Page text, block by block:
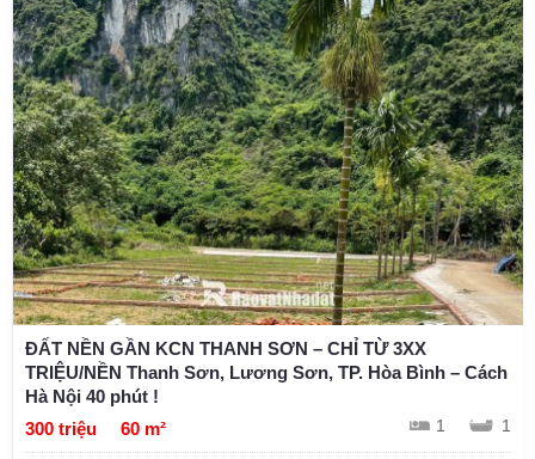
ĐẤT NỀN GẦN KCN THANH SƠN – CHỈ TỪ 3XX
TRIỆU/NỀN Thanh Sơn, Lương Sơn, TP. Hòa Bình – Cách
Hà Nội 40 phút !
300 triệu
60 m² 1 1